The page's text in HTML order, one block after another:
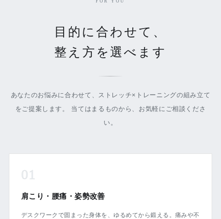
FOR YOU
目的に合わせて、
整え方を選べます
あなたのお悩みに合わせて、ストレッチ×トレーニングの組み立て
をご提案します。 当てはまるものから、お気軽にご相談くださ
い。
01
肩こり・腰痛・姿勢改善
デスクワークで固まった身体を、ゆるめてから鍛える。痛みや不